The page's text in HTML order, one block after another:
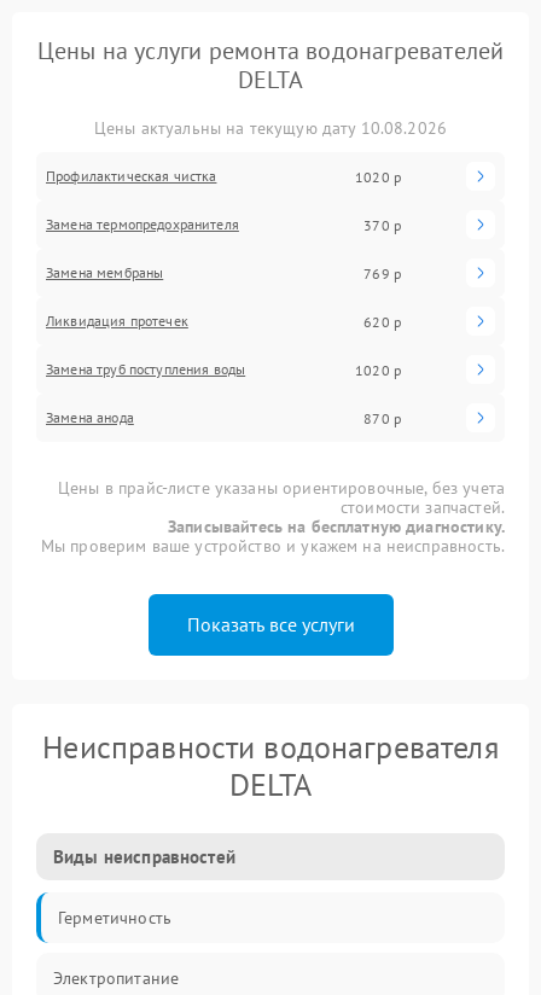
Цены на услуги ремонта водонагревателей
DELTA
Цены актуальны на текущую дату 10.08.2026
Профилактическая чистка 1020 р
Замена термопредохранителя 370 р
Замена мембраны 769 р
Ликвидация протечек 620 р
Замена труб поступления воды 1020 р
Замена анода 870 р
Цены в прайс-листе указаны ориентировочные, без учета
стоимости запчастей.
Записывайтесь на бесплатную диагностику.
Мы проверим ваше устройство и укажем на неисправность.
Показать все услуги
Неисправности водонагревателя
DELTA
Виды неисправностей
Герметичность
Электропитание